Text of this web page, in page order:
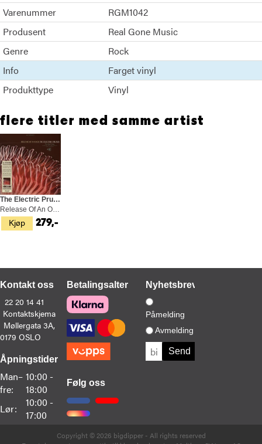
Varenummer
RGM1042
Produsent
Real Gone Music
Genre
Rock
Info
Farget vinyl
Produkttype
Vinyl
flere titler med samme artist
Kjøp
The Electric Prunes
Release Of An Oath - LTD (LP)
279,-
Kontakt oss
22 20 14 41
Kontaktskjema
Møllergata 3A,
0179 OSLO
Åpningstider
Man–
fre:
10:00 -
18:00
Lør:
10:00 -
17:00
Betalingsalternativer
Følg oss
Nyhetsbrev
Påmelding
Avmelding
Copyright © 2026 bigdipper - All rights reserved